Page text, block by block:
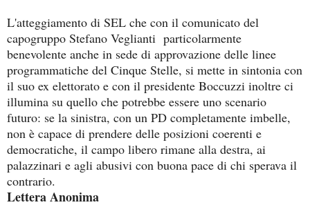
L'atteggiamento di SEL che con il comunicato del
capogruppo Stefano Veglianti particolarmente
benevolente anche in sede di approvazione delle linee
programmatiche del Cinque Stelle, si mette in sintonia con
il suo ex elettorato e con il presidente Boccuzzi inoltre ci
illumina su quello che potrebbe essere uno scenario
futuro: se la sinistra, con un PD completamente imbelle,
non è capace di prendere delle posizioni coerenti e
democratiche, il campo libero rimane alla destra, ai
palazzinari e agli abusivi con buona pace di chi sperava il
contrario.
Lettera Anonima